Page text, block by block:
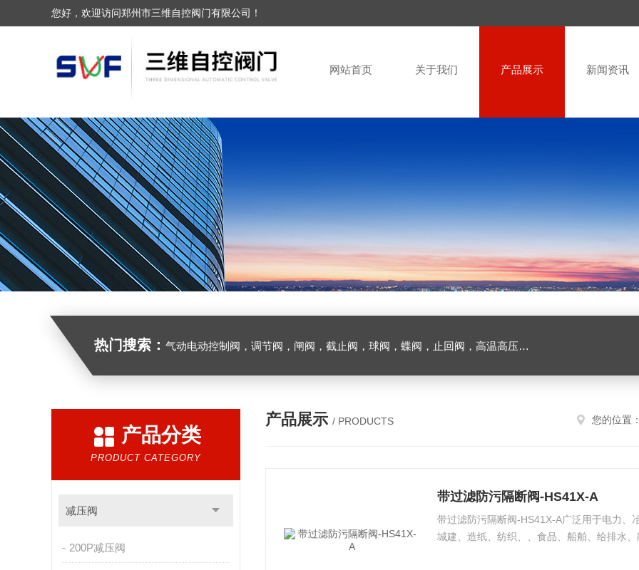
您好，欢迎访问郑州市三维自控阀门有限公司！
网站首页 关于我们 产品展示 新闻资讯
热门搜索： 气动电动控制阀，调节阀，闸阀，截止阀，球阀，蝶阀，止回阀，高温高压电站阀门及油田铝厂专用阀门，各种电磁阀，液压气动元件
产品分类
PRODUCT CATEGORY
减压阀
200P减压阀
产品展示 / PRODUCTS 您的位置：
带过滤防污隔断阀-HS41X-A
带过滤防污隔断阀-HS41X-A广泛用于电力、
城建、造纸、纺织、、食品、船舶、给排水、